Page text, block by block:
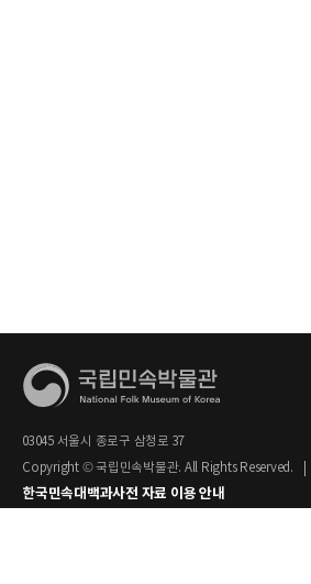
03045 서울시 종로구 삼청로 37
Copyright © 국립민속박물관. All Rights Reserved.
한국민속대백과사전 자료 이용 안내